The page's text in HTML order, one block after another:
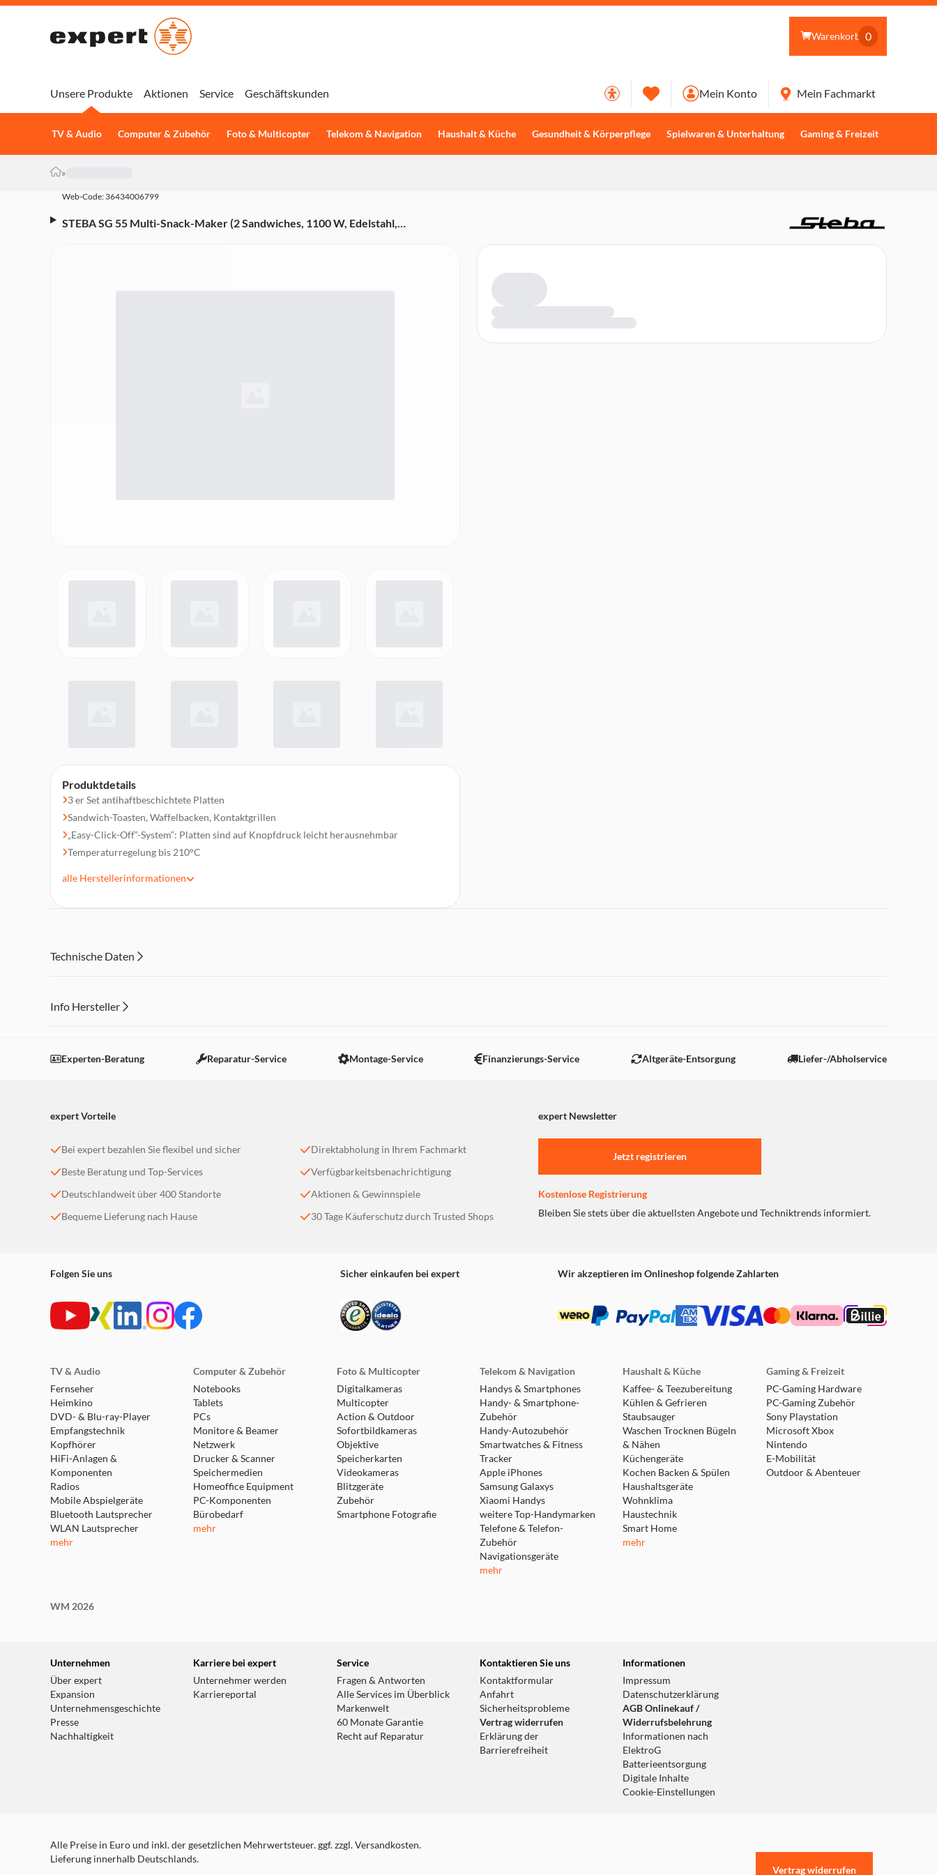
Warenkorb 0
Unsere Produkte
TV & Audio Computer & Zubehör Foto & Multicopter Telekom & Navigation Haushalt & Küche Gesundheit & Körperpflege Spielwaren & Unterhaltung Gaming & Freizeit
Aktionen Service Geschäftskunden Mein Konto Mein Fachmarkt
»
Web-Code: 36434006799
STEBA SG 55 Multi-Snack-Maker (2 Sandwiches, 1100 W, Edelstahl,
Produktdetails
3 er Set antihaftbeschichtete Platten
Sandwich-Toasten, Waffelbacken, Kontaktgrillen
„Easy-Click-Off“-System“: Platten sind auf Knopfdruck leicht herausnehmbar
Temperaturregelung bis 210°C
alle Herstellerinformationen
Technische Daten
Info Hersteller
Einstellungen anpassen
Experten-Beratung Reparatur-Service Montage-Service Finanzierungs-Service Altgeräte-Entsorgung Liefer-/Abholservice
expert Vorteile expert Newsletter
Bei expert bezahlen Sie flexibel und sicher
Beste Beratung und Top-Services
Deutschlandweit über 400 Standorte
Bequeme Lieferung nach Hause
Direktabholung in Ihrem Fachmarkt
Verfügbarkeitsbenachrichtigung
Aktionen & Gewinnspiele
30 Tage Käuferschutz durch Trusted Shops
Jetzt registrieren
Kostenlose Registrierung
Bleiben Sie stets über die aktuellsten Angebote und Techniktrends informiert.
Folgen Sie uns Sicher einkaufen bei expert Wir akzeptieren im Onlineshop folgende Zahlarten
TV & Audio
Fernseher
Heimkino
DVD- & Blu-ray-Player
Empfangstechnik
Kopfhörer
HiFi-Anlagen &
Komponenten
Radios
Mobile Abspielgeräte
Bluetooth Lautsprecher
WLAN Lautsprecher
mehr
Computer & Zubehör
Notebooks
Tablets
PCs
Monitore & Beamer
Netzwerk
Drucker & Scanner
Speichermedien
Homeoffice Equipment
PC-Komponenten
Bürobedarf
mehr
Foto & Multicopter
Digitalkameras
Multicopter
Action & Outdoor
Sofortbildkameras
Objektive
Speicherkarten
Videokameras
Blitzgeräte
Zubehör
Smartphone Fotografie
Telekom & Navigation
Handys & Smartphones
Handy- & Smartphone-
Zubehör
Handy-Autozubehör
Smartwatches & Fitness
Tracker
Apple iPhones
Samsung Galaxys
Xiaomi Handys
weitere Top-Handymarken
Telefone & Telefon-
Zubehör
Navigationsgeräte
mehr
Haushalt & Küche
Kaffee- & Teezubereitung
Kühlen & Gefrieren
Staubsauger
Waschen Trocknen Bügeln
& Nähen
Küchengeräte
Kochen Backen & Spülen
Haushaltsgeräte
Wohnklima
Haustechnik
Smart Home
mehr
Gaming & Freizeit
PC-Gaming Hardware
PC-Gaming Zubehör
Sony Playstation
Microsoft Xbox
Nintendo
E-Mobilität
Outdoor & Abenteuer
WM 2026
Unternehmen
Über expert
Expansion
Unternehmensgeschichte
Presse
Nachhaltigkeit
Karriere bei expert
Unternehmer werden
Karriereportal
Service
Fragen & Antworten
Alle Services im Überblick
Markenwelt
60 Monate Garantie
Recht auf Reparatur
Kontaktieren Sie uns
Kontaktformular
Anfahrt
Sicherheitsprobleme
Vertrag widerrufen
Erklärung der
Barrierefreiheit
Informationen
Impressum
Datenschutzerklärung
AGB Onlinekauf /
Widerrufsbelehrung
Informationen nach
ElektroG
Batterieentsorgung
Digitale Inhalte
Cookie-Einstellungen
Alle Preise in Euro und inkl. der gesetzlichen Mehrwertsteuer. ggf. zzgl. Versandkosten.
Lieferung innerhalb Deutschlands.
Vertrag widerrufen